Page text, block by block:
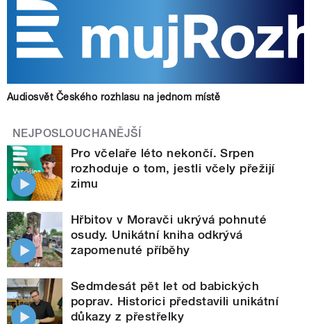
Audiosvět Českého rozhlasu na jednom místě
NEJPOSLOUCHANĚJŠÍ
Pro včelaře léto nekončí. Srpen
rozhoduje o tom, jestli včely přežijí
zimu
Hřbitov v Moravči ukrývá pohnuté
osudy. Unikátní kniha odkrývá
zapomenuté příběhy
Sedmdesát pět let od babických
poprav. Historici představili unikátní
důkazy z přestřelky